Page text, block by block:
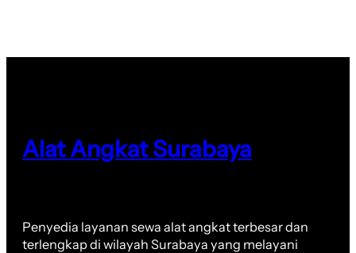
Alat Angkat Surabaya
Penyedia layanan sewa alat angkat terbesar dan
terlengkap di wilayah Surabaya yang melayani